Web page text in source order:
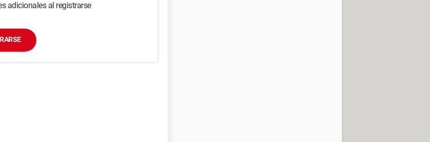
adicionales al registrarse